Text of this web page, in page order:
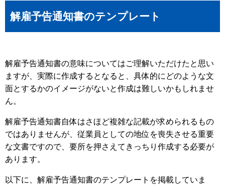
解雇予告通知書のテンプレート
解雇予告通知書の意味についてはご理解いただけたと思い
ますが、実際に作成するとなると、具体的にどのような文
面とするかのイメージがないと作成は難しいかもしれませ
ん。
解雇予告通知書自体はさほど複雑な記載が求められるもの
ではありませんが、従業員としての地位を喪失させる重要
な文書ですので、要所を押さえてきっちり作成する必要が
あります。
以下に、解雇予告通知書のテンプレートを掲載していま